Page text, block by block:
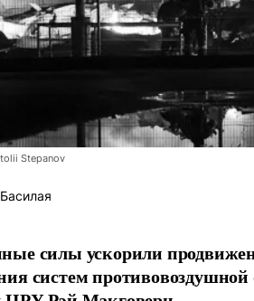
Stepanov
силы ускорили
систем